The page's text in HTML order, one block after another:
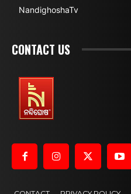
NandighoshaTv
CONTACT US